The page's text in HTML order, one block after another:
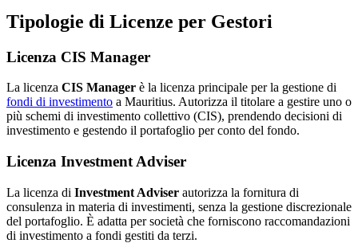
Tipologie di Licenze per Gestori
Licenza CIS Manager
La licenza CIS Manager è la licenza principale per la gestione di
fondi di investimento a Mauritius. Autorizza il titolare a gestire uno o
più schemi di investimento collettivo (CIS), prendendo decisioni di
investimento e gestendo il portafoglio per conto del fondo.
Licenza Investment Adviser
La licenza di Investment Adviser autorizza la fornitura di
consulenza in materia di investimenti, senza la gestione discrezionale
del portafoglio. È adatta per società che forniscono raccomandazioni
di investimento a fondi gestiti da terzi.